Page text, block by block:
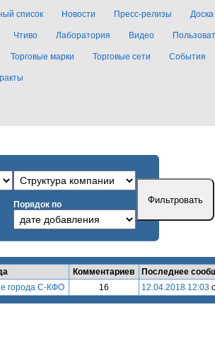
список Новости Пресс-релизы
Чтиво Лаборатория Видео
Торговые марки Торговые сети События
Порядок по
Комментариев
Последнее
города С-КФО 16 12.04.2018 12:03